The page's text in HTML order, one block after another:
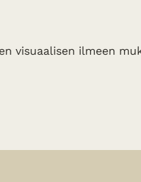
visuaalisen ilmeen